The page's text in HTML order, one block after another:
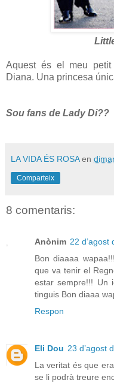
Aquest és el meu
Diana. Una princesa
Sou fans de Lady Di??
LA VIDA ÉS ROSA en
Comparteix
8 comentaris:
Anònim 22 d’agost
Bon diaaaa
que va tenir el
estar sempre!!! Un
tinguis Bon diaaa
Respon
Eli Dou 23 d’agost
La veritat és que
se li podrà treure